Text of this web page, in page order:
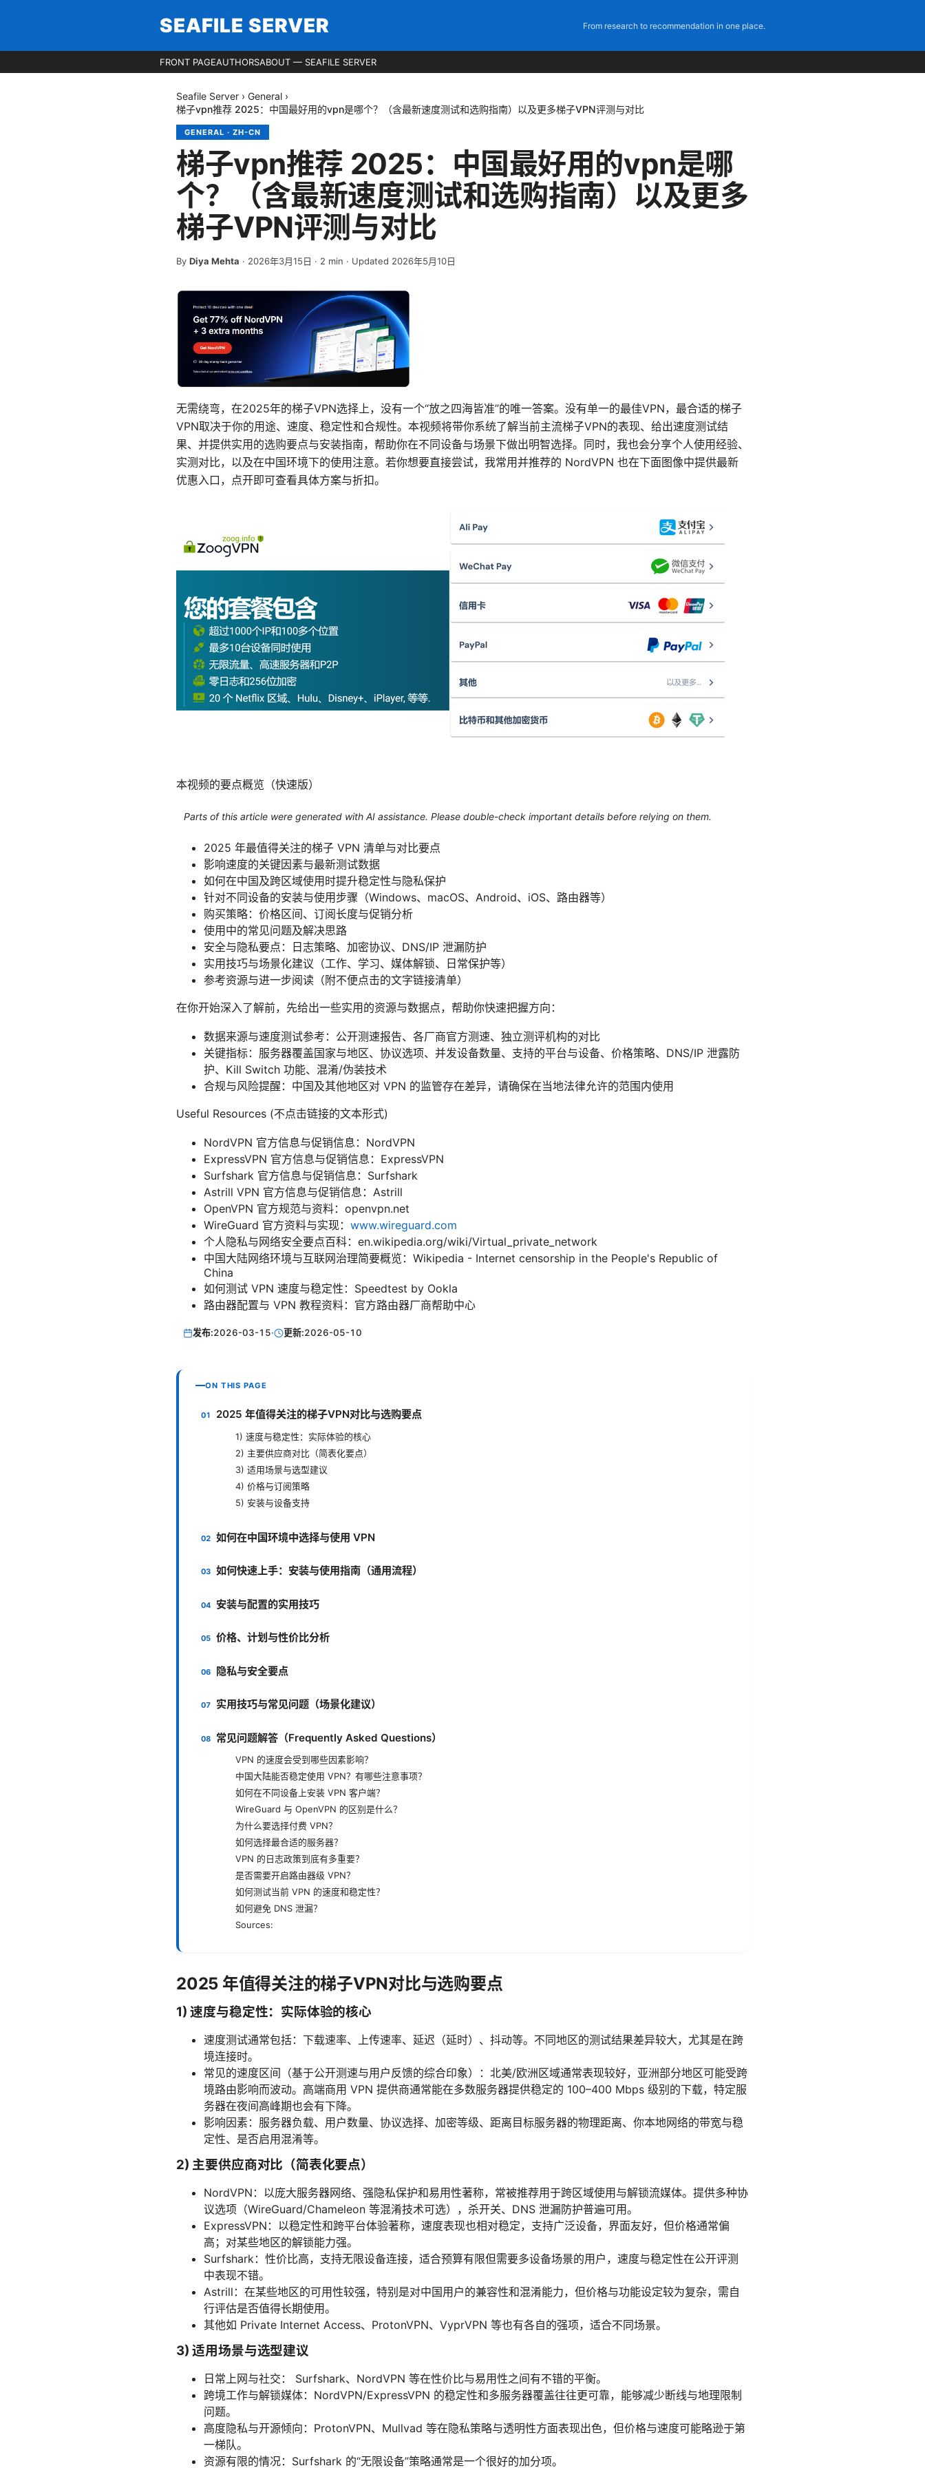
SEAFILE SERVER From research to recommendation in one place.
FRONT PAGEAUTHORSABOUT — SEAFILE SERVER
Seafile Server › General ›
梯子vpn推荐 2025：中国最好用的vpn是哪个？（含最新速度测试和选购指南）以及更多梯子VPN评测与对比
GENERAL · ZH-CN
梯子vpn推荐 2025：中国最好用的vpn是哪
个？（含最新速度测试和选购指南）以及更多
梯子VPN评测与对比
By Diya Mehta · 2026年3月15日 · 2 min · Updated 2026年5月10日
无需绕弯，在2025年的梯子VPN选择上，没有一个“放之四海皆准”的唯一答案。没有单一的最佳VPN，最合适的梯子
VPN取决于你的用途、速度、稳定性和合规性。本视频将带你系统了解当前主流梯子VPN的表现、给出速度测试结
果、并提供实用的选购要点与安装指南，帮助你在不同设备与场景下做出明智选择。同时，我也会分享个人使用经验、
实测对比，以及在中国环境下的使用注意。若你想要直接尝试，我常用并推荐的 NordVPN 也在下面图像中提供最新
优惠入口，点开即可查看具体方案与折扣。
本视频的要点概览（快速版）
Parts of this article were generated with AI assistance. Please double-check important details before relying on them.
2025 年最值得关注的梯子 VPN 清单与对比要点
影响速度的关键因素与最新测试数据
如何在中国及跨区域使用时提升稳定性与隐私保护
针对不同设备的安装与使用步骤（Windows、macOS、Android、iOS、路由器等）
购买策略：价格区间、订阅长度与促销分析
使用中的常见问题及解决思路
安全与隐私要点：日志策略、加密协议、DNS/IP 泄漏防护
实用技巧与场景化建议（工作、学习、媒体解锁、日常保护等）
参考资源与进一步阅读（附不便点击的文字链接清单）
在你开始深入了解前，先给出一些实用的资源与数据点，帮助你快速把握方向：
数据来源与速度测试参考：公开测速报告、各厂商官方测速、独立测评机构的对比
关键指标：服务器覆盖国家与地区、协议选项、并发设备数量、支持的平台与设备、价格策略、DNS/IP 泄露防
护、Kill Switch 功能、混淆/伪装技术
合规与风险提醒：中国及其他地区对 VPN 的监管存在差异，请确保在当地法律允许的范围内使用
Useful Resources (不点击链接的文本形式)
NordVPN 官方信息与促销信息：NordVPN
ExpressVPN 官方信息与促销信息：ExpressVPN
Surfshark 官方信息与促销信息：Surfshark
Astrill VPN 官方信息与促销信息：Astrill
OpenVPN 官方规范与资料：openvpn.net
WireGuard 官方资料与实现： www.wireguard.com
个人隐私与网络安全要点百科：en.wikipedia.org/wiki/Virtual_private_network
中国大陆网络环境与互联网治理简要概览：Wikipedia - Internet censorship in the People's Republic of
China
如何测试 VPN 速度与稳定性：Speedtest by Ookla
路由器配置与 VPN 教程资料：官方路由器厂商帮助中心
发布:2026-03-15· 更新:2026-05-10
ON THIS PAGE
2025 年值得关注的梯子VPN对比与选购要点
1) 速度与稳定性：实际体验的核心
2) 主要供应商对比（简表化要点）
3) 适用场景与选型建议
4) 价格与订阅策略
5) 安装与设备支持
如何在中国环境中选择与使用 VPN
如何快速上手：安装与使用指南（通用流程）
安装与配置的实用技巧
价格、计划与性价比分析
隐私与安全要点
实用技巧与常见问题（场景化建议）
常见问题解答（Frequently Asked Questions）
VPN 的速度会受到哪些因素影响？
中国大陆能否稳定使用 VPN？有哪些注意事项？
如何在不同设备上安装 VPN 客户端？
WireGuard 与 OpenVPN 的区别是什么？
为什么要选择付费 VPN？
如何选择最合适的服务器？
VPN 的日志政策到底有多重要？
是否需要开启路由器级 VPN？
如何测试当前 VPN 的速度和稳定性？
如何避免 DNS 泄漏？
Sources:
2025 年值得关注的梯子VPN对比与选购要点
1) 速度与稳定性：实际体验的核心
速度测试通常包括：下载速率、上传速率、延迟（延时）、抖动等。不同地区的测试结果差异较大，尤其是在跨
境连接时。
常见的速度区间（基于公开测速与用户反馈的综合印象）：北美/欧洲区域通常表现较好，亚洲部分地区可能受跨
境路由影响而波动。高端商用 VPN 提供商通常能在多数服务器提供稳定的 100–400 Mbps 级别的下载，特定服
务器在夜间高峰期也会有下降。
影响因素：服务器负载、用户数量、协议选择、加密等级、距离目标服务器的物理距离、你本地网络的带宽与稳
定性、是否启用混淆等。
2) 主要供应商对比（简表化要点）
NordVPN：以庞大服务器网络、强隐私保护和易用性著称，常被推荐用于跨区域使用与解锁流媒体。提供多种协
议选项（WireGuard/Chameleon 等混淆技术可选），杀开关、DNS 泄漏防护普遍可用。
ExpressVPN：以稳定性和跨平台体验著称，速度表现也相对稳定，支持广泛设备，界面友好，但价格通常偏
高；对某些地区的解锁能力强。
Surfshark：性价比高，支持无限设备连接，适合预算有限但需要多设备场景的用户，速度与稳定性在公开评测
中表现不错。
Astrill：在某些地区的可用性较强，特别是对中国用户的兼容性和混淆能力，但价格与功能设定较为复杂，需自
行评估是否值得长期使用。
其他如 Private Internet Access、ProtonVPN、VyprVPN 等也有各自的强项，适合不同场景。
3) 适用场景与选型建议
日常上网与社交： Surfshark、NordVPN 等在性价比与易用性之间有不错的平衡。
跨境工作与解锁媒体：NordVPN/ExpressVPN 的稳定性和多服务器覆盖往往更可靠，能够减少断线与地理限制
问题。
高度隐私与开源倾向：ProtonVPN、Mullvad 等在隐私策略与透明性方面表现出色，但价格与速度可能略逊于第
一梯队。
资源有限的情况：Surfshark 的“无限设备”策略通常是一个很好的加分项。